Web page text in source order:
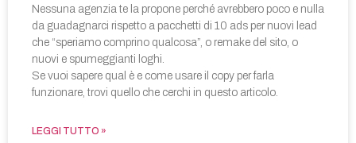
Nessuna agenzia te la propone perché avrebbero poco e nulla
da guadagnarci rispetto a pacchetti di 10 ads per nuovi lead
che “speriamo comprino qualcosa”, o remake del sito, o
nuovi e spumeggianti loghi.
Se vuoi sapere qual è e come usare il copy per farla
funzionare, trovi quello che cerchi in questo articolo.
LEGGI TUTTO »